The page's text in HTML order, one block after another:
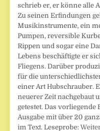
schrieb er, er könne alle
Zu seinen Erfindungen
Musikinstrumente, ein
Pumpen, reversible
Rippen und sogar eine
Lebens beschäftigte er
Fliegens. Darüber
für die
einer Art Hubschrauber.
neuerer Zeit nachgebaut
getestet. Das
Ausgabe mit über 20
im Text. Leseprobe: